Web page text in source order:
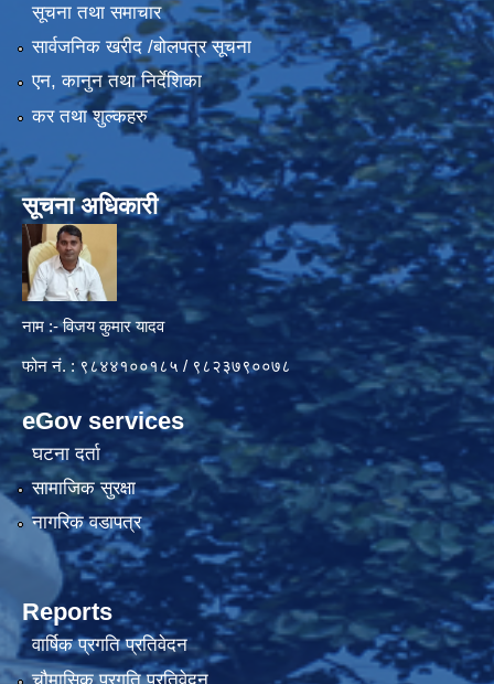
सूचना तथा समाचार
सार्वजनिक खरीद /बोलपत्र सूचना
एन, कानुन तथा निर्देशिका
कर तथा शुल्कहरु
सूचना अधिकारी
नाम :- विजय कुमार यादव
फोन नं. : ९८४४१००१८५ / ९८२३७९००७८
eGov services
घटना दर्ता
सामाजिक सुरक्षा
नागरिक वडापत्र
Reports
वार्षिक प्रगति प्रतिवेदन